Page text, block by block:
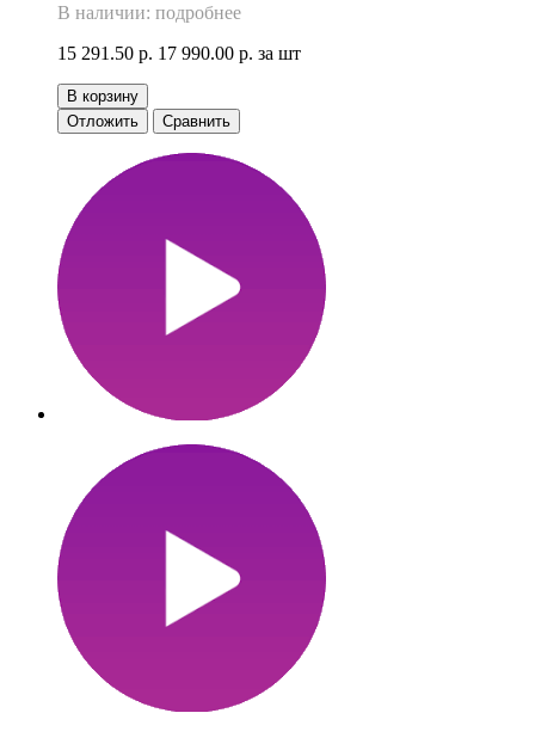
В наличии: подробнее
15 291.50 р. 17 990.00 р. за шт
В корзину
Отложить
Сравнить